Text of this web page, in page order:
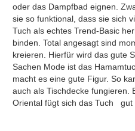
oder das Dampfbad eignen.
sie so funktional, dass sie sich
Tuch als echtes Trend-Basic
binden. Total angesagt sind
kreieren. Hierfür wird das gute
Sachen Mode ist das
macht es eine gute Figur. So
auch als Tischdecke fungieren.
Oriental fügt sich das Tuch gut